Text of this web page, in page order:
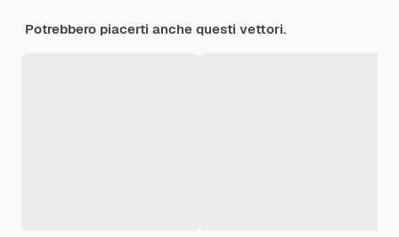
Potrebbero piacerti anche questi vettori.